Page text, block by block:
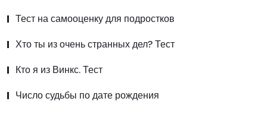
Тест на самооценку для подростков
Хто ты из очень странных дел? Тест
Кто я из Винкс. Тест
Число судьбы по дате рождения